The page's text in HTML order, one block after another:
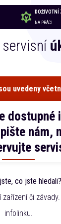
DOŽIVOTNÍ
NA PRÁCI
uvedeny
dostupné
nám,
co jste hledali?
či
infolinku.